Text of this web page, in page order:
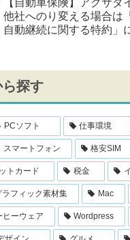
【自動車保険】アクサダ
他社へのり変える場合は
自動継続に関する特約」
探す
PCソフト 仕事環境
スマートフォン 格安SIM
トカード 税金
ラフィック素材集 Mac
ヒーウェア Wordpress